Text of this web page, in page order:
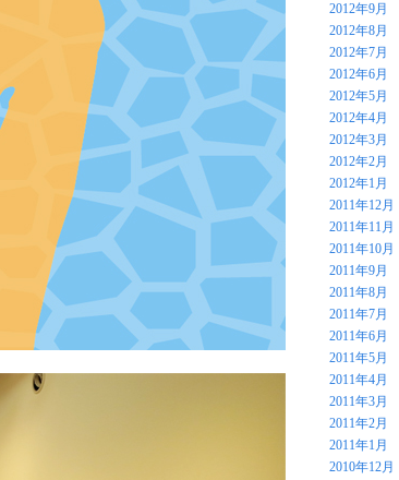
2012年9月
2012年8月
2012年7月
2012年6月
2012年5月
2012年4月
2012年3月
2012年2月
2012年1月
2011年12月
2011年11月
2011年10月
2011年9月
2011年8月
2011年7月
2011年6月
2011年5月
2011年4月
2011年3月
2011年2月
2011年1月
2010年12月